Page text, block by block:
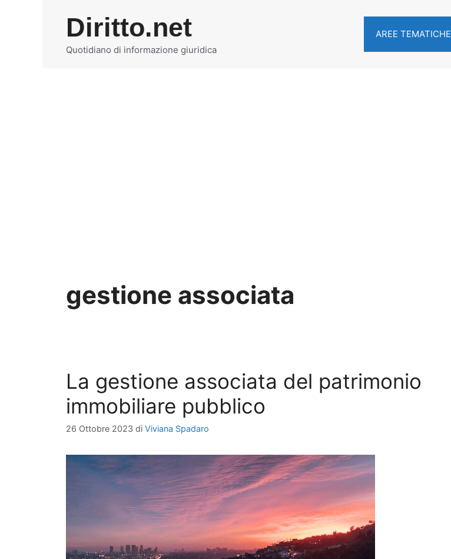
Diritto.net
Quotidiano di informazione giuridica
AREE TEMATICHE
gestione associata
La gestione associata del patrimonio
immobiliare pubblico
26 Ottobre 2023 di Viviana Spadaro